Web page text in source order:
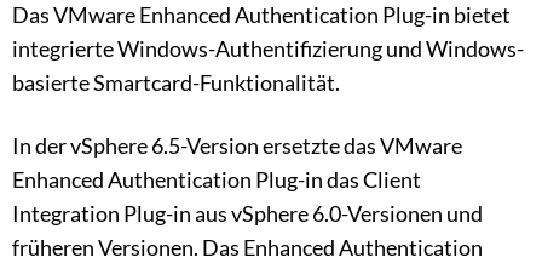
Das VMware Enhanced Authentication Plug-in bietet
integrierte Windows-Authentifizierung und Windows-
basierte Smartcard-Funktionalität.
In der vSphere 6.5-Version ersetzte das VMware
Enhanced Authentication Plug-in das Client
Integration Plug-in aus vSphere 6.0-Versionen und
früheren Versionen. Das Enhanced Authentication